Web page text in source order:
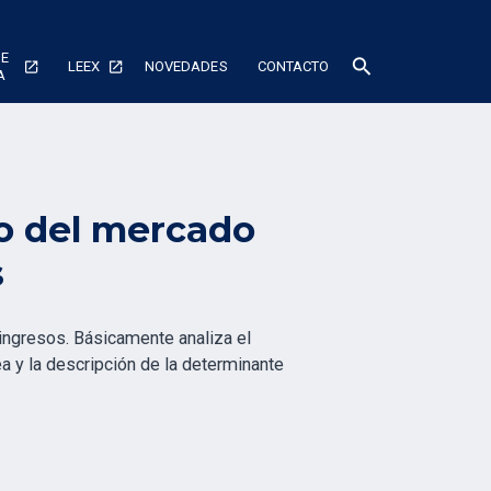
LEEX NOVEDADES CONTACTO search
del mercado
Básicamente analiza el
y la descripción de la determinante